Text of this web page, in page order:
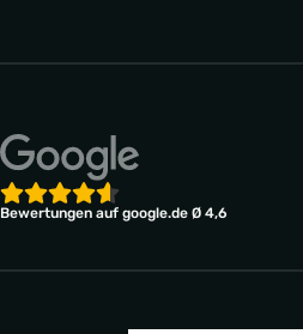
Bewertungen auf google.de Ø 4,6